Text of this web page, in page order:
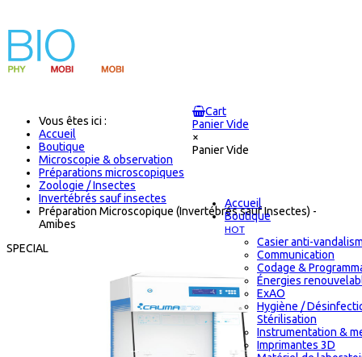
Cart
Panier Vide
×
Panier Vide
Accueil
Boutique
HOT
Casier anti-
Communication
Codage &
Énergies
ExAO
Hygiène /
Stérilisation
Instrumentation &
Imprimantes 3D
Vous êtes ici :
Accueil
Boutique
Microscopie & observation
Préparations microscopiques
Zoologie / Insectes
Invertébrés sauf insectes
Préparation Microscopique (Invertébrés sauf Insectes) -
Amibes
SPECIAL